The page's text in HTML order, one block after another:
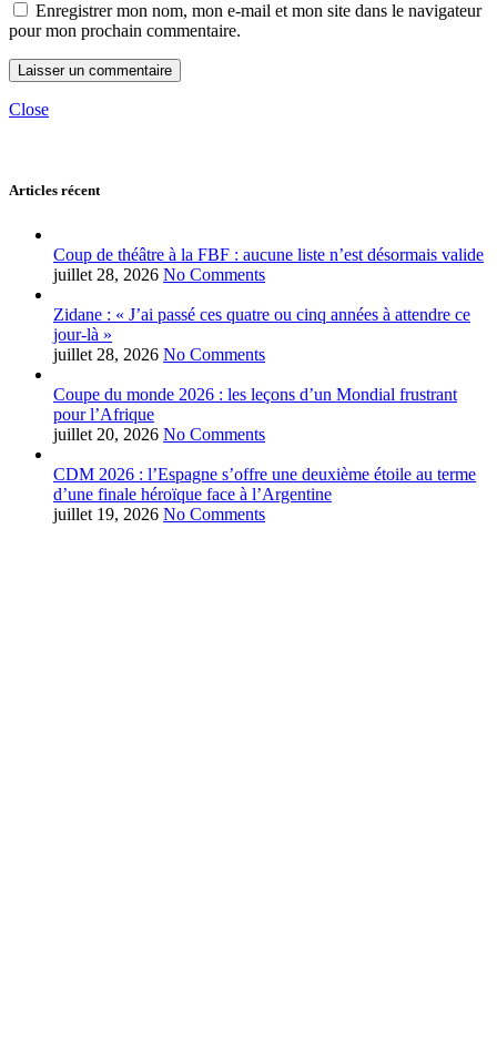
Enregistrer mon nom, mon e-mail et mon site dans le navigateur
pour mon prochain commentaire.
Close
Articles récent
Coup de théâtre à la FBF : aucune liste n’est désormais valide
juillet 28, 2026 No Comments
Zidane : « J’ai passé ces quatre ou cinq années à attendre ce
jour-là »
juillet 28, 2026 No Comments
Coupe du monde 2026 : les leçons d’un Mondial frustrant
pour l’Afrique
juillet 20, 2026 No Comments
CDM 2026 : l’Espagne s’offre une deuxième étoile au terme
d’une finale héroïque face à l’Argentine
juillet 19, 2026 No Comments